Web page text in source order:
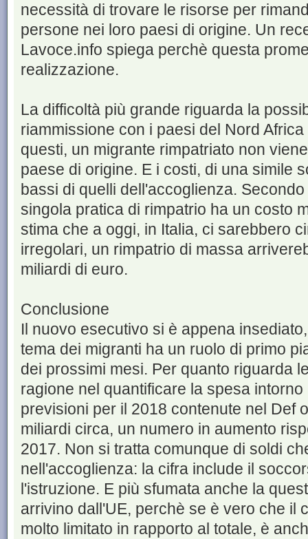
necessità di trovare le risorse per
persone nei loro paesi di origine. Un
Lavoce.info spiega perchè questa
realizzazione.
La difficoltà più grande riguarda la
riammissione con i paesi del Nord
questi, un migrante rimpatriato non
paese di origine. E i costi, di una simile
bassi di quelli dell'accoglienza.
singola pratica di rimpatrio ha un costo
stima che a oggi, in Italia, ci sarebbero
irregolari, un rimpatrio di massa
miliardi di euro.
Conclusione
Il nuovo esecutivo si è appena
tema dei migranti ha un ruolo di primo
dei prossimi mesi. Per quanto riguarda
ragione nel quantificare la spesa
previsioni per il 2018 contenute nel Def
miliardi circa, un numero in aumento
2017. Non si tratta comunque di soldi
nell'accoglienza: la cifra include il
l'istruzione. E più sfumata anche la
arrivino dall'UE, perchè se è vero che il
molto limitato in rapporto al totale, è